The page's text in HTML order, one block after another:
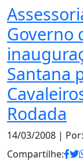
Governo
Santana
Rodada
14/03/2008 |
Compartilhe: